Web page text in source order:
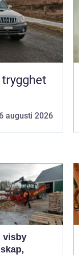
augusti 2026
visby